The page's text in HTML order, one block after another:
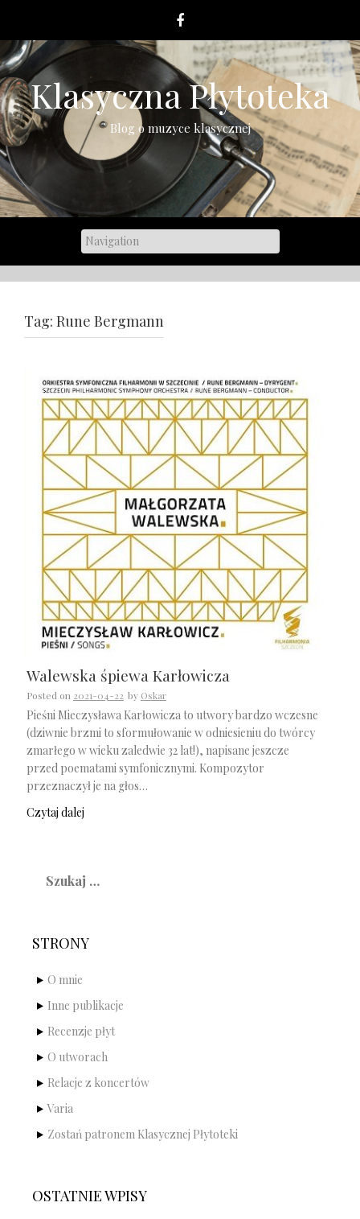
content
Klasyczna Płytoteka
Blog o muzyce klasycznej
Tag: Rune Bergmann
Walewska śpiewa Karłowicza
Posted on 2021-04-22 by Oskar
Pieśni Mieczysława Karłowicza to utwory bardzo wczesne
(dziwnie brzmi to sformułowanie w odniesieniu do twórcy
zmarłego w wieku zaledwie 32 lat!), napisane jeszcze
przed poematami symfonicznymi. Kompozytor
przeznaczył je na głos…
Czytaj dalej
STRONY
O mnie
Inne publikacje
Recenzje płyt
O utworach
Relacje z koncertów
Varia
Zostań patronem Klasycznej Płytoteki
OSTATNIE WPISY